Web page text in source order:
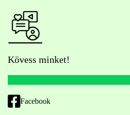
Kövess minket!
Facebook